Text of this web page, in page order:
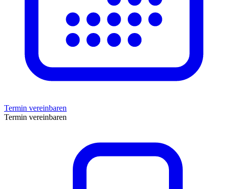
Termin vereinbaren
Termin vereinbaren